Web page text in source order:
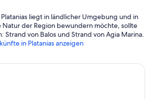
Platanias liegt in ländlicher Umgebung und in
Natur der Region bewundern möchte, sollte
Strand von Balos und Strand von Agia Marina.
in Platanias anzeigen